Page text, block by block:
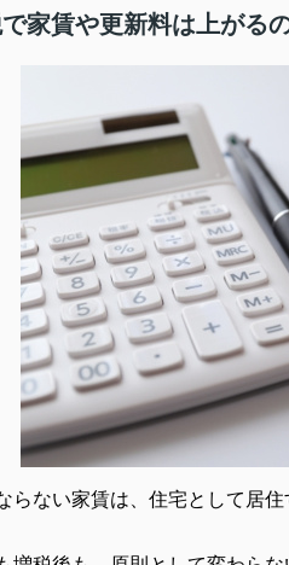
家賃や更新料は上がる
らない家賃は、住宅として居